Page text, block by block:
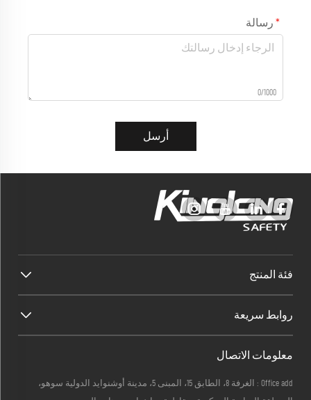
رسالة
0/1000
أرسل
فئة المنتج
روابط سريعة
معلومات الاتصال
Office add : الغرفة 8، الطابق 15، المبنى 5، مدينة أوشنوايد الدولية سوهو،